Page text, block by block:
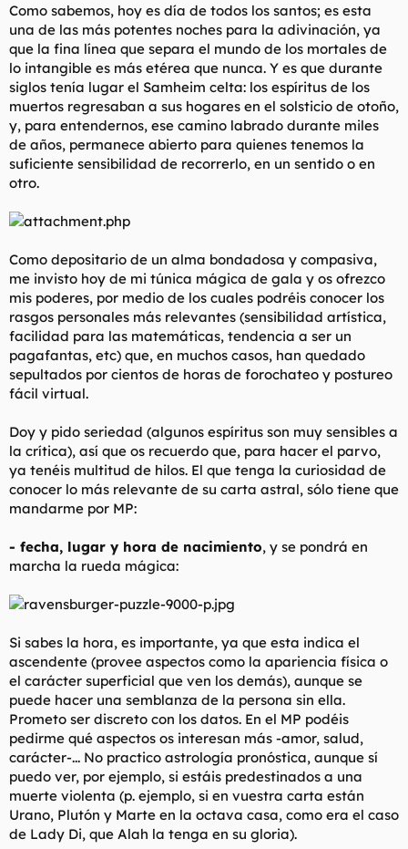
Como sabemos, hoy es día de todos los santos; es esta
una de las más potentes noches para la adivinación, ya
que la fina línea que separa el mundo de los mortales de
lo intangible es más etérea que nunca. Y es que durante
siglos tenía lugar el Samheim celta: los espíritus de los
muertos regresaban a sus hogares en el solsticio de otoño,
y, para entendernos, ese camino labrado durante miles
de años, permanece abierto para quienes tenemos la
suficiente sensibilidad de recorrerlo, en un sentido o en
otro.
Como depositario de un alma bondadosa y compasiva,
me invisto hoy de mi túnica mágica de gala y os ofrezco
mis poderes, por medio de los cuales podréis conocer los
rasgos personales más relevantes (sensibilidad artística,
facilidad para las matemáticas, tendencia a ser un
pagafantas, etc) que, en muchos casos, han quedado
sepultados por cientos de horas de forochateo y postureo
fácil virtual.
Doy y pido seriedad (algunos espíritus son muy sensibles a
la crítica), así que os recuerdo que, para hacer el parvo,
ya tenéis multitud de hilos. El que tenga la curiosidad de
conocer lo más relevante de su carta astral, sólo tiene que
mandarme por MP:
- fecha, lugar y hora de nacimiento, y se pondrá en
marcha la rueda mágica:
Si sabes la hora, es importante, ya que esta indica el
ascendente (provee aspectos como la apariencia física o
el carácter superficial que ven los demás), aunque se
puede hacer una semblanza de la persona sin ella.
Prometo ser discreto con los datos. En el MP podéis
pedirme qué aspectos os interesan más -amor, salud,
carácter-... No practico astrología pronóstica, aunque sí
puedo ver, por ejemplo, si estáis predestinados a una
muerte violenta (p. ejemplo, si en vuestra carta están
Urano, Plutón y Marte en la octava casa, como era el caso
de Lady Di, que Alah la tenga en su gloria).